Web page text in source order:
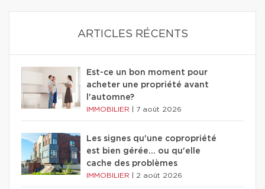
ARTICLES RÉCENTS
Est-ce un bon moment pour
acheter une propriété avant
l'automne?
IMMOBILIER 7 août 2026
Les signes qu'une copropriété
est bien gérée… ou qu'elle
cache des problèmes
IMMOBILIER 2 août 2026